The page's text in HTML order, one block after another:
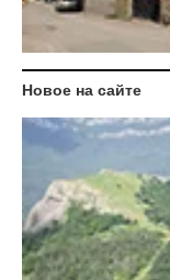
Новое на сайте